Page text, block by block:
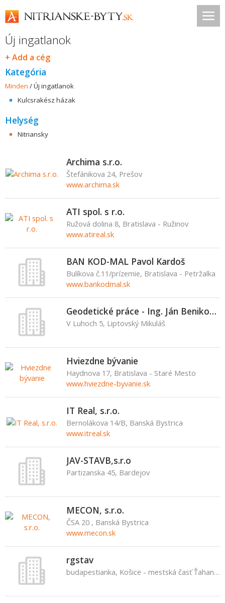
Új ingatlanok
+ Add a cég
Kategória
Minden /Új ingatlanok
Kulcsrakész házak
Helység
Nitriansky
Archima s.r.o.
Štefánikova 24, Prešov
www.archima.sk
ATI spol. s r.o.
Ružová dolina 8, Bratislava - Ružinov
www.atireal.sk
BAN KOD-MAL Pavol Kardoš
Bulíkova č.11/prízemie, Bratislava - Petržalka
www.bankodmal.sk
Geodetické práce - Ing. Ján Benikovský
V Luhoch 5, Liptovský Mikuláš
Hviezdne bývanie
Haydnova 17, Bratislava - Staré Mesto
www.hviezdne-byvanie.sk
IT Real, s.r.o.
Bernolákova 14/B, Banská Bystrica
www.itreal.sk
JAV-STAVB,s.r.o
Partizanska 45, Bardejov
MECON, s.r.o.
ČSA 20 , Banská Bystrica
www.mecon.sk
rgstav
budapestianka, Košice - mestská časť Ťahanovce